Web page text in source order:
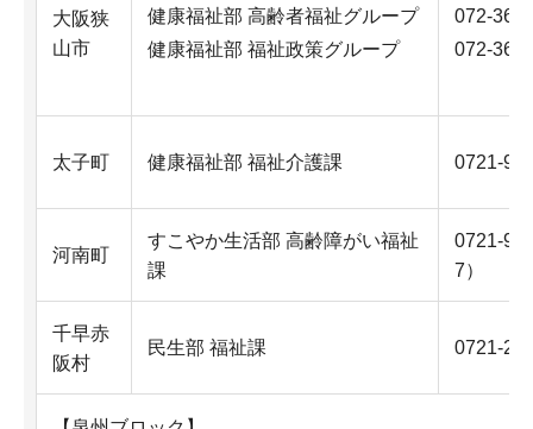
大阪狭
山市
健康福祉部 高齢者福祉グループ
健康福祉部 福祉政策グループ
072-
072-
太子町 健康福祉部 福祉介護課 0721-
河南町
すこやか生活部 高齢障がい福祉
課
0721-
7）
千早赤
阪村
民生部 福祉課 0721-